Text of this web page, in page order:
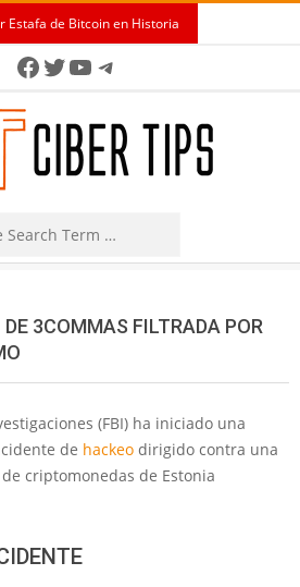
Estafa de Bitcoin en Historia
Facebook
Twitter
YouTube
Telegram
3COMMAS FILTRADA POR
(FBI) ha iniciado una
de hackeo dirigido contra una
criptomonedas de Estonia